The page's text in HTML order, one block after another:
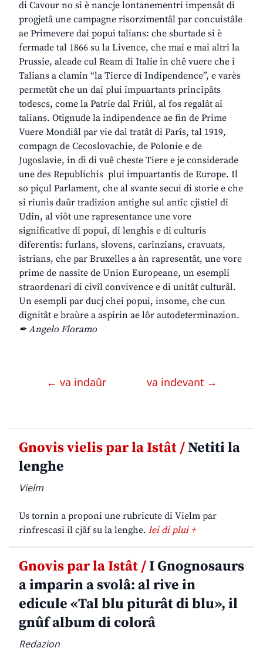
di Cavour no si è nancje lontanementri impensât di
progjetâ une campagne risorzimentâl par concuistâle
ae Primevere dai popui talians: che sburtade si è
fermade tal 1866 su la Livence, che mai e mai altri la
Prussie, aleade cul Ream di Italie in chê vuere che i
Talians a clamin “la Tierce di Indipendence”, e varès
permetût che un dai plui impuartants principâts
todescs, come la Patrie dal Friûl, al fos regalât ai
talians. Otignude la indipendence ae fin de Prime
Vuere Mondiâl par vie dal tratât di Parîs, tal 1919,
compagn de Cecoslovachie, de Polonie e de
Jugoslavie, in dì di vuê cheste Tiere e je considerade
une des Republichis plui impuartantis de Europe. Il
so piçul Parlament, che al svante secui di storie e che
si riunìs daûr tradizion antighe sul antîc cjistiel di
Udin, al viôt une rapresentance une vore
significative di popui, di lenghis e di culturis
diferentis: furlans, slovens, carinzians, cravuats,
istrians, che par Bruxelles a àn rapresentât, une vore
prime de nassite de Union Europeane, un esempli
straordenari di civîl convivence e di unitât culturâl.
Un esempli par ducj chei popui, insome, che cun
dignitât e braùre a aspirin ae lôr autodeterminazion.
✒ Angelo Floramo
← va indaûr va indevant →
Gnovis vielis par la Istât /Netiti la
lenghe
Vielm
Us tornin a proponi une rubricute di Vielm par
rinfrescasi il cjâf su la lenghe. lei di plui +
Gnovis par la Istât /I Gnognosaurs
a imparin a svolâ: al rive in
edicule «Tal blu piturât di blu», il
gnûf album di colorâ
Redazion